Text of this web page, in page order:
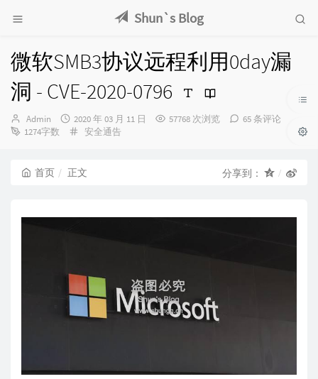
Shun`s Blog
微软SMB3协议远程利用0day漏
洞 - CVE-2020-0796
博
主：
Admin
发
布
2020 年 03 月 11 日 57768 次浏览
65 条评论
1274字数
分
安全通告
首页 正文 分享到：